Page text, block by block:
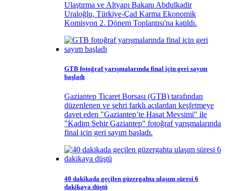
Ulaştırma ve Altyapı Bakanı Abdulkadir
Uraloğlu, Türkiye-Çad Karma Ekonomik
Komisyon 2. Dönem Toplantısı'na katıldı.
GTB fotoğraf yarışmalarında final için geri sayım
başladı
Gaziantep Ticaret Borsası (GTB) tarafından
düzenlenen ve şehri farklı açılardan keşfetmeye
davet eden "Gaziantep’te Hasat Mevsimi" ile
"Kadim Şehir Gaziantep" fotoğraf yarışmalarında
final için geri sayım başladı.
40 dakikada geçilen güzergahta ulaşım süresi 6
dakikaya düştü